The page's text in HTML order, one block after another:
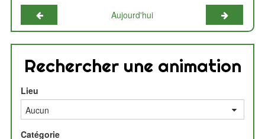
Mois précédent Aujourd'hui Mois
Rechercher une animation
Lieu
Catégorie